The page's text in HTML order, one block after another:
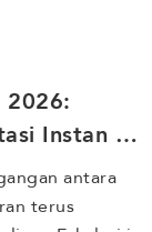
portofolio
2026:
Instan
antara
terus